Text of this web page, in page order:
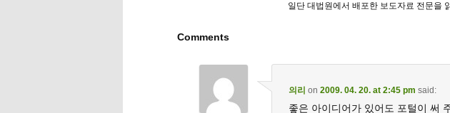
일단 대법원에서 배포한 보도자료 전문을
Comments
의리 on 2009. 04. 20. at 2:45 pm said:
좋은 아이디어가 있어도 포털이 써